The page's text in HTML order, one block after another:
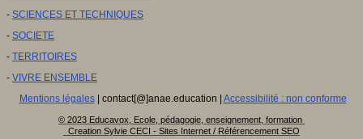
- SCIENCES ET TECHNIQUES
- SOCIETE
- TERRITOIRES
- VIVRE ENSEMBLE
Mentions légales| contact[@]anae.education | Accessibilité : non conforme
© 2023 Educavox, Ecole, pédagogie, enseignement, formation
Creation Sylvie CECI - Sites Internet / Référencement SEO